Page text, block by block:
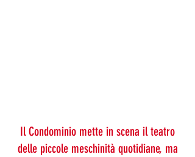
Il Condominio mette in scena il teatro
delle piccole meschinità quotidiane, ma